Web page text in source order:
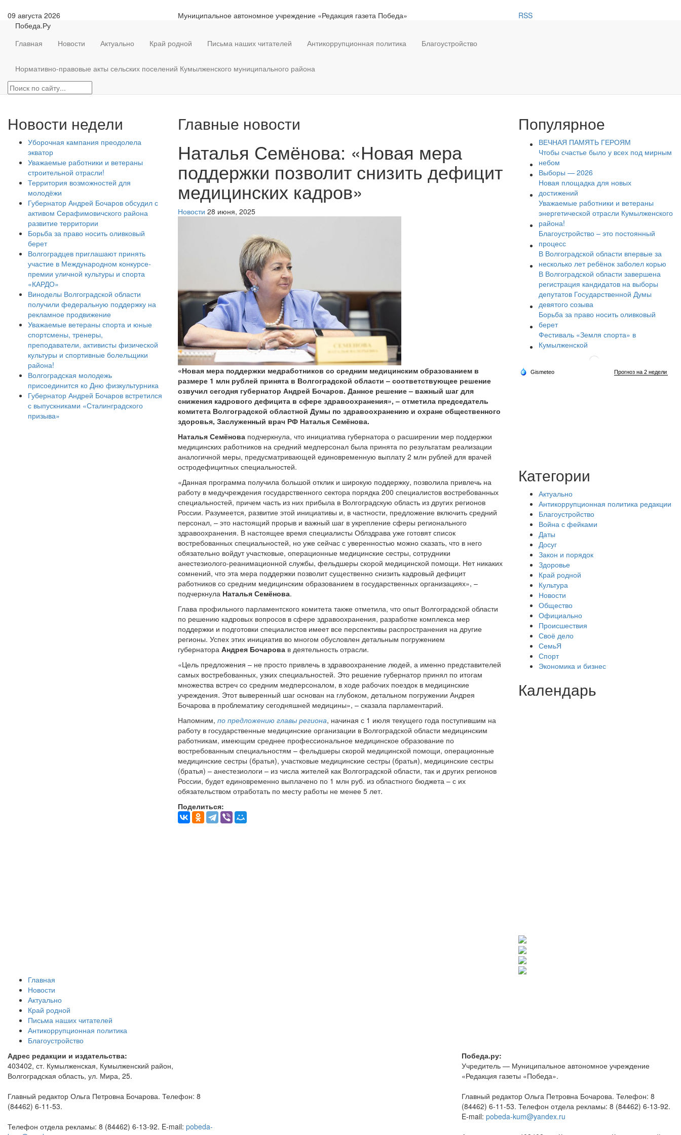
09 августа 2026 Муниципальное автономное учреждение «Редакция газета Победа»
RSS
Победа.Ру
Главная
Новости Актуально Край родной Письма наших читателей Антикоррупционная политика Благоустройство
Нормативно-правовые акты сельских поселений Кумылженского муниципального района
Новости недели
Уборочная кампания преодолела
экватор
Уважаемые работники и ветераны
строительной отрасли!
Территория возможностей для
молодёжи
Губернатор Андрей Бочаров обсудил с
активом Серафимовичского района
развитие территории
Борьба за право носить оливковый
берет
Волгоградцев приглашают принять
участие в Международном конкурсе-
премии уличной культуры и спорта
«КАРДО»
Виноделы Волгоградской области
получили федеральную поддержку на
рекламное продвижение
Уважаемые ветераны спорта и юные
спортсмены, тренеры,
преподаватели, активисты физической
культуры и спортивные болельщики
района!
Волгоградская молодежь
присоединится ко Дню физкультурника
Губернатор Андрей Бочаров встретился
с выпускниками «Сталинградского
призыва»
Главные новости
Наталья Семёнова: «Новая мера
поддержки позволит снизить дефицит
медицинских кадров»
Новости 28 июня, 2025
«Новая мера поддержки медработников со средним медицинским образованием в
размере 1 млн рублей принята в Волгоградской области – соответствующее решение
озвучил сегодня губернатор Андрей Бочаров. Данное решение – важный шаг для
снижения кадрового дефицита в сфере здравоохранения», – отметила председатель
комитета Волгоградской областной Думы по здравоохранению и охране общественного
здоровья, Заслуженный врач РФ Наталья Семёнова.
Наталья Семёнова подчеркнула, что инициатива губернатора о расширении мер поддержки
медицинских работников на средний медперсонал была принята по результатам реализации
аналогичной меры, предусматривающей единовременную выплату 2 млн рублей для врачей
остродефицитных специальностей.
«Данная программа получила большой отклик и широкую поддержку, позволила привлечь на
работу в медучреждения государственного сектора порядка 200 специалистов востребованных
специальностей, причем часть из них прибыла в Волгоградскую область из других регионов
России. Разумеется, развитие этой инициативы и, в частности, предложение включить средний
персонал, – это настоящий прорыв и важный шаг в укрепление сферы регионального
здравоохранения. В настоящее время специалисты Облздрава уже готовят список
востребованных специальностей, но уже сейчас с уверенностью можно сказать, что в него
обязательно войдут участковые, операционные медицинские сестры, сотрудники
анестезиолого-реанимационной службы, фельдшеры скорой медицинской помощи. Нет никаких
сомнений, что эта мера поддержки позволит существенно снизить кадровый дефицит
работников со средним медицинским образованием в государственных организациях», –
подчеркнула Наталья Семёнова.
Глава профильного парламентского комитета также отметила, что опыт Волгоградской области
по решению кадровых вопросов в сфере здравоохранения, разработке комплекса мер
поддержки и подготовки специалистов имеет все перспективы распространения на другие
регионы. Успех этих инициатив во многом обусловлен детальным погружением
губернатора Андрея Бочарова в деятельность отрасли.
«Цель предложения – не просто привлечь в здравоохранение людей, а именно представителей
самых востребованных, узких специальностей. Это решение губернатор принял по итогам
множества встреч со средним медперсоналом, в ходе рабочих поездок в медицинские
учреждения. Этот выверенный шаг основан на глубоком, детальном погружении Андрея
Бочарова в проблематику сегодняшней медицины», – сказала парламентарий.
Напомним, по предложению главы региона, начиная с 1 июля текущего года поступившим на
работу в государственные медицинские организации в Волгоградской области медицинским
работникам, имеющим среднее профессиональное медицинское образование по
востребованным специальностям – фельдшеры скорой медицинской помощи, операционные
медицинские сестры (братья), участковые медицинские сестры (братья), медицинские сестры
(братья) – анестезиологи – из числа жителей как Волгоградской области, так и других регионов
России, будет единовременно выплачено по 1 млн руб. из областного бюджета – с их
обязательством отработать по месту работы не менее 5 лет.
Поделиться:
Популярное
ВЕЧНАЯ ПАМЯТЬ ГЕРОЯМ
Чтобы счастье было у всех под мирным
небом
Выборы — 2026
Новая площадка для новых
достижений
Уважаемые работники и ветераны
энергетической отрасли Кумылженского
района!
Благоустройство – это постоянный
процесс
В Волгоградской области впервые за
несколько лет ребёнок заболел корью
В Волгоградской области завершена
регистрация кандидатов на выборы
депутатов Государственной Думы
девятого созыва
Борьба за право носить оливковый
берет
Фестиваль «Земля спорта» в
Кумылженской
Категории
Актуально
Антикоррупционная политика редакции
Благоустройство
Война с фейками
Даты
Досуг
Закон и порядок
Здоровье
Край родной
Культура
Новости
Общество
Официально
Происшествия
Своё дело
СемьЯ
Спорт
Экономика и бизнес
Календарь
Главная
Новости
Актуально
Край родной
Письма наших читателей
Антикоррупционная политика
Благоустройство
Адрес редакции и издательства:
403402, ст. Кумылженская, Кумылженский район,
Волгоградская область, ул. Мира, 25.
Главный редактор Ольга Петровна Бочарова. Телефон: 8
(84462) 6-11-53.
Телефон отдела рекламы: 8 (84462) 6-13-92. E-mail: pobeda-
Победа.ру:
Учредитель — Муниципальное автономное учреждение
«Редакция газеты «Победа».
Главный редактор Ольга Петровна Бочарова. Телефон: 8
(84462) 6-11-53. Телефон отдела рекламы: 8 (84462) 6-13-92.
E-mail: pobeda-kum@yandex.ru